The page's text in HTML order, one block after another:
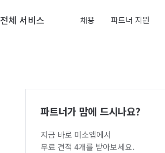
전체 서비스 채용 파트너 지원
파트너가 맘에 드시나요?
지금 바로 미소앱에서
무료 견적 4개를 받아보세요.